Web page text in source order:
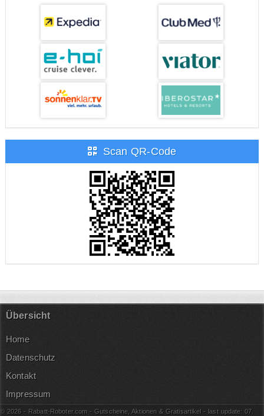
Scan QR-Code
Übersicht
Home
Datenschutz
Kontakt
Impressum
© 2026 - Rabatt-Roboter.com - Gutscheine, Aktionen & Gratisartikel - last update: 07.